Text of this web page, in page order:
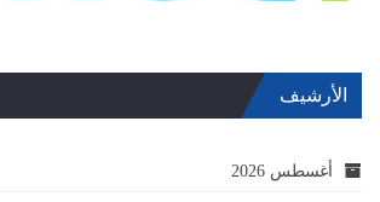
الأرشيف
أغسطس 2026